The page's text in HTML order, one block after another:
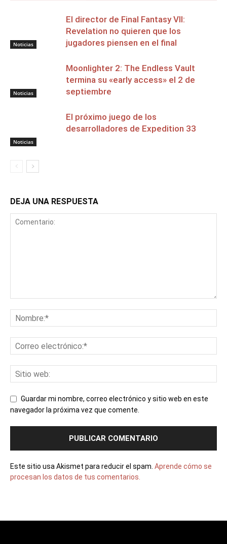
Noticias
El director de Final Fantasy VII:
Revelation no quieren que los
jugadores piensen en el final
Noticias
Moonlighter 2: The Endless Vault
termina su «early access» el 2 de
septiembre
Noticias
El próximo juego de los
desarrolladores de Expedition 33
DEJA UNA RESPUESTA
Guardar mi nombre, correo electrónico y sitio web en este
navegador la próxima vez que comente.
Este sitio usa Akismet para reducir el spam. Aprende cómo se
procesan los datos de tus comentarios.